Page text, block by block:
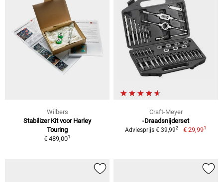
Wilbers
Stabilizer Kit voor Harley
Touring
€ 489,001
Craft-Meyer
-Draadsnijderset
Adviesprijs € 39,992 € 29,991